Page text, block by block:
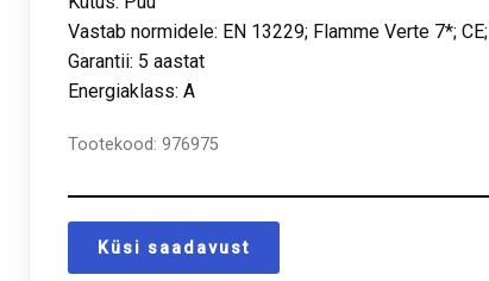
Vastab normidele: EN 13229; Flamme Verte 7*; CE;
Garantii: 5 aastat
Energiaklass: A
Tootekood:976975
Küsi saadavust